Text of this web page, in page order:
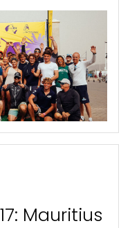
Mauritius